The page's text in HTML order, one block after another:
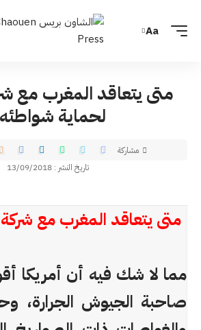
Aa
متى يتعاقد المغرب مع
لحماية
تاريخ النشر : 13/09/2018
مشاركة
متى يتعاقد المغرب مع
مما لا شك فيه أن أمريكا
صاحبة الجيوش الجرارة،